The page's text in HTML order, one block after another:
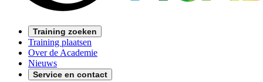
Training zoeken
Training plaatsen
Over de Academie
Nieuws
Service en contact